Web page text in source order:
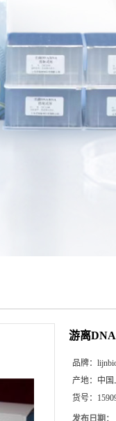
游离
品牌：
产地： 中国
货号：
发布日期：